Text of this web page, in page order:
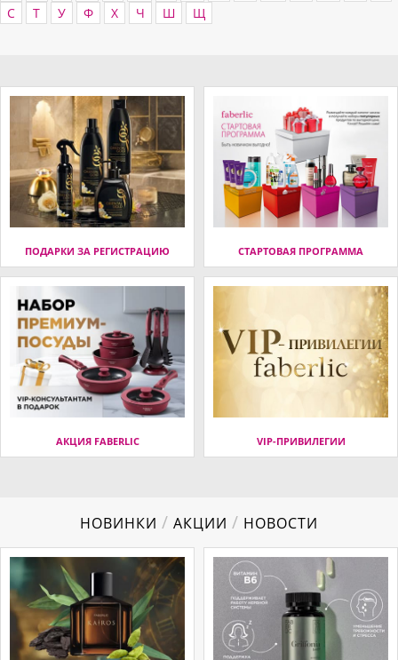
С
Т У Ф Х Ч Ш Щ
ПОДАРКИ ЗА РЕГИСТРАЦИЮ СТАРТОВАЯ ПРОГРАММА
АКЦИЯ FABERLIC VIP-ПРИВИЛЕГИИ
НОВИНКИ / АКЦИИ / НОВОСТИ